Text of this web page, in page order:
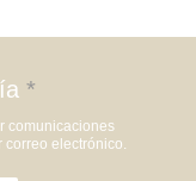
*
comunicaciones
correo electrónico.